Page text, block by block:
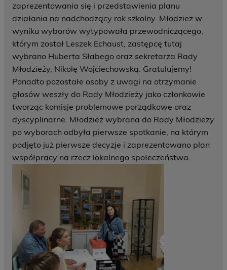
zaprezentowania się i przedstawienia planu
działania na nadchodzący rok szkolny. Młodzież w
wyniku wyborów wytypowała przewodniczącego,
którym został Leszek Echaust, zastępcę tutaj
wybrano Huberta Słabego oraz sekretarza Rady
Młodzieży, Nikolę Wojciechowską. Gratulujemy!
Ponadto pozostałe osoby z uwagi na otrzymanie
głosów weszły do Rady Młodzieży jako członkowie
tworząc komisje problemowe porządkowe oraz
dyscyplinarne. Młodzież wybrana do Rady Młodzieży
po wyborach odbyła pierwsze spotkanie, na którym
podjęto już pierwsze decyzje i zaprezentowano plan
współpracy na rzecz lokalnego społeczeństwa.